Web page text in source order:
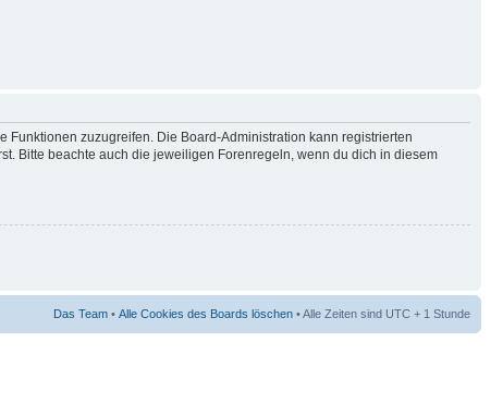
zuzugreifen. Die Board-Administration kann registrierten
Bitte beachte auch die jeweiligen Forenregeln, wenn du dich in diesem
Das Team • Alle Cookies des Boards löschen • Alle Zeiten sind UTC + 1 Stunde